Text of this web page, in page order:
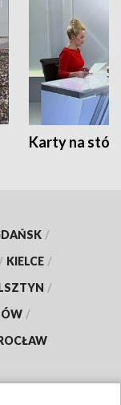
Karty na
/
/ KIELCE /
/
/